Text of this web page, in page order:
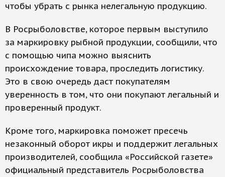
чтобы убрать с рынка нелегальную продукцию.
В Росрыболовстве, которое первым выступило
за маркировку рыбной продукции, сообщили, что
с помощью чипа можно выяснить
происхождение товара, проследить логистику.
Это в свою очередь даст покупателям
уверенность в том, что они покупают легальный и
проверенный продукт.
Кроме того, маркировка поможет пресечь
незаконный оборот икры и поддержит легальных
производителей, сообщила «Российской газете»
официальный представитель Росрыболовства